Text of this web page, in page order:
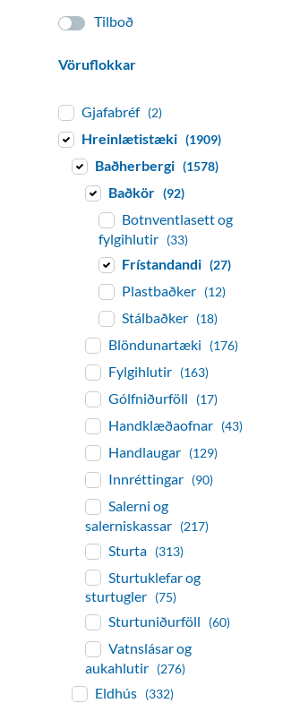
Tilboð
Vöruflokkar
Gjafabréf (2)
Hreinlætistæki (1909)
Baðherbergi (1578)
Baðkör (92)
Botnventlasett og
fylgihlutir (33)
Frístandandi (27)
Plastbaðker (12)
Stálbaðker (18)
Blöndunartæki (176)
Fylgihlutir (163)
Gólfniðurföll (17)
Handklæðaofnar (43)
Handlaugar (129)
Innréttingar (90)
Salerni og
salerniskassar (217)
Sturta (313)
Sturtuklefar og
sturtugler (75)
Sturtuniðurföll (60)
Vatnslásar og
aukahlutir (276)
Eldhús (332)